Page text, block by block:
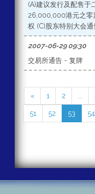
(A)建议发行及配售于
26,000,000港元之零
权 (C)股东特别大会通
2007-06-29 09:30
交易所通告 - 复牌
« 1 2
51 52 53 54